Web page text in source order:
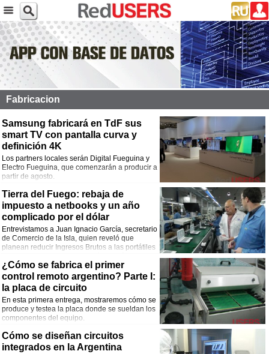
Fabricacion
Samsung fabricará en TdF sus
smart TV con pantalla curva y
definición 4K
Los partners locales serán Digital Fueguina y
Electro Fueguina, que comenzarán a producir a
partir de agosto.
Tierra del Fuego: rebaja de
impuesto a netbooks y un año
complicado por el dólar
Entrevistamos a Juan Ignacio García, secretario
de Comercio de la Isla, quien reveló que
planean reducir Ingresos Brutos a las portátiles
dólar, la situación de empleos y la sustitución de importaciones.
¿Cómo se fabrica el primer
control remoto argentino? Parte I:
la placa de circuito
En esta primera entrega, mostraremos cómo se
produce y testea la placa donde se sueldan los
componentes del equipo.
Cómo se diseñan circuitos
integrados en la Argentina